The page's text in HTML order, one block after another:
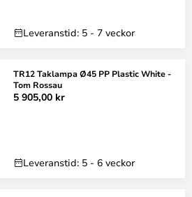
Leveranstid: 5 - 7 veckor
TR12 Taklampa Ø45 PP Plastic White -
Tom Rossau
5 905,00 kr
Leveranstid: 5 - 6 veckor